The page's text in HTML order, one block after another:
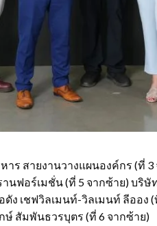
ร สายงานวางแผนองค์กร (ที่
นฟอร์เมชั่น (ที่ 5 จากซ้าย) บริ
ง เชฟวิลเมนท์-วิลเมนท์ ลีออง
ษ์ สัมพันธวรบุตร (ที่ 6 จากซ้าย)